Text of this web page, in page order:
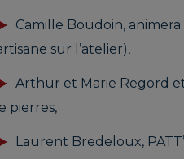
HISTOIRES
D’OCRES
FRUY Aurélien |
Camille Boudoin,
sur l’atelier),
Arthur et Marie Regord
pierres,
Laurent Bredeloux,